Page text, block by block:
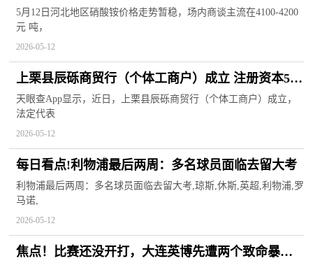
5月12日河北地区硝酸铵价格走势暂稳，场内商谈主流在4100-4200
元 吨，
2026-05-12
上栗县辰砾商贸行（个体工商户）成立 注册资本5万
人民币 每日头条
天眼查App显示，近日，上栗县辰砾商贸行（个体工商户）成立，
法定代表
2026-05-12
每日看点!利物浦最后两周：多名球员面临去留大考
利物浦最后两周：多名球员面临去留大考,琼斯,休斯,英超,利物浦,罗
马诺,
2026-05-12
焦点！比赛还没开打，大连英博先遭两个致命暴